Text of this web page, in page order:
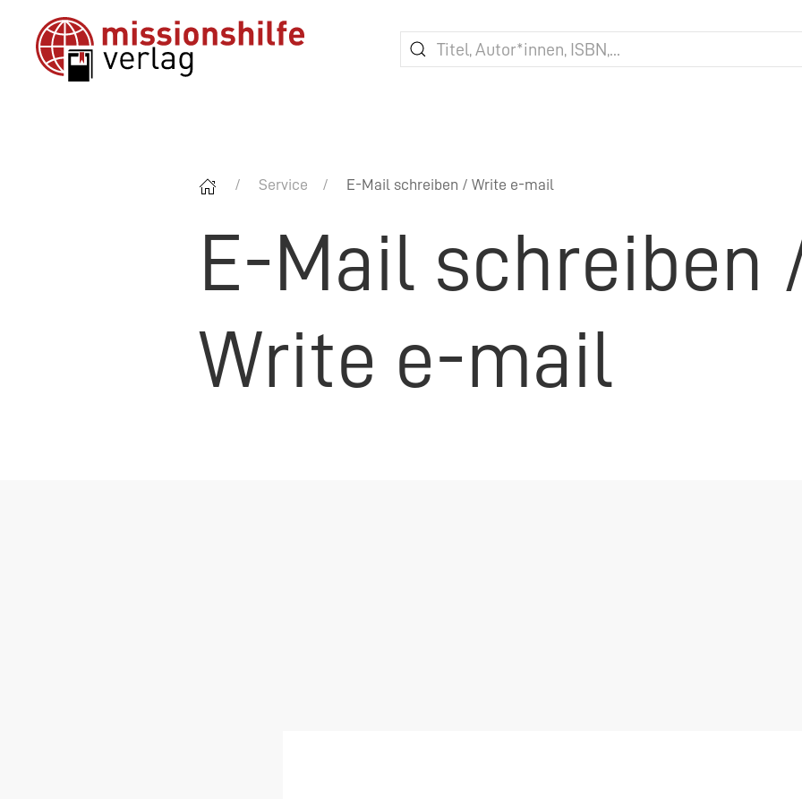
Service E-Mail schreiben / Write e-mail
E-Mail schreiben
Write e-mail